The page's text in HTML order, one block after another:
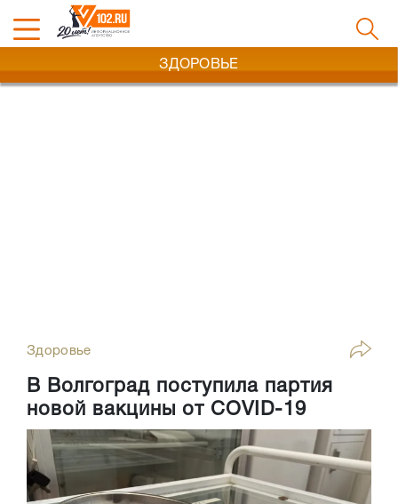
ЗДОРОВЬЕ
Здоровье
В Волгоград поступила партия
новой вакцины от COVID-19